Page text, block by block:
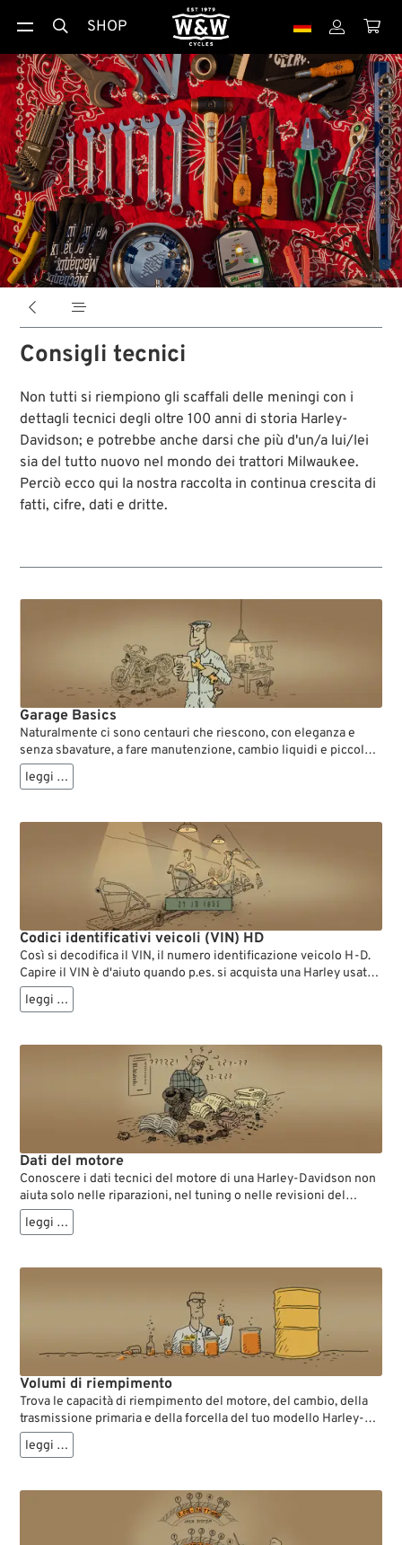
 SHOP  
 
Consigli tecnici
Non tutti si riempiono gli scaffali delle meningi con i
dettagli tecnici degli oltre 100 anni di storia Harley-
Davidson; e potrebbe anche darsi che più d'un/a lui/lei
sia del tutto nuovo nel mondo dei trattori Milwaukee.
Perciò ecco qui la nostra raccolta in continua crescita di
fatti, cifre, dati e dritte.
Garage Basics
Naturalmente ci sono centauri che riescono, con eleganza e
senza sbavature, a fare manutenzione, cambio liquidi e piccole
modifiche anche al buio e con tre birre in corpo. Per tutti gli altri
abbiamo esplorato la nostra memoria a lungo termine e riunite
leggi …
Codici identificativi veicoli (VIN) HD
Così si decodifica il VIN, il numero identificazione veicolo H-D.
Capire il VIN è d'aiuto quando p.es. si acquista una Harley usata,
perché si riesce a controllare in modo abbastanza agevole se
quello che sta scritto nel libretto di circolazione collima con la
di ricambio originali e nella ricerca di componenti in vecchi
cataloghi, si evitano parecchie arrabbiature potendo inquadrare
con precisione il proprio modello Harley.
Il sistema dei VIN è stato modificato sensibilmente più d'una
volta nel corso della storia Harley-Davidson. Eccone una
leggi …
Dati del motore
Conoscere i dati tecnici del motore di una Harley-Davidson non
aiuta solo nelle riparazioni, nel tuning o nelle revisioni del
motore, ma anche a identificare con precisione le varie versioni
del motore. Misure come alesaggio e corsa, indicazioni sulle
cilindrata sono fondamentali per i ricambi, l’assemblaggio del
panoramica elenca le dimensioni e i dati dei motori H-D più
leggi …
Volumi di riempimento
Trova le capacità di riempimento del motore, del cambio, della
trasmissione primaria e della forcella del tuo modello Harley-
Davidson. La nostra panoramica mostra in un colpo d’occhio
quanta olio o liquido serve in ciascun componente, dall’olio
leggi …